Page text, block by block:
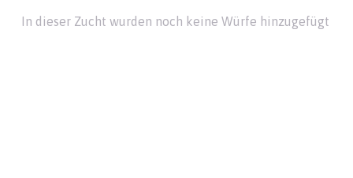
In dieser Zucht wurden noch keine Würfe hinzugefügt